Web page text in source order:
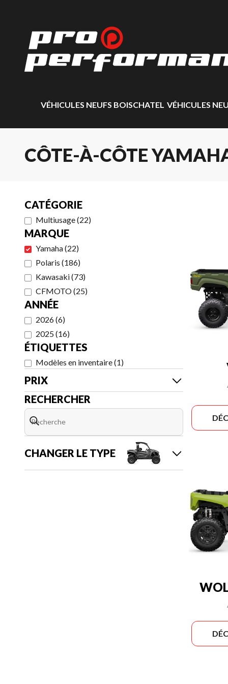
VÉHICULES NEUFS BOISCHATEL VÉHICULES
CÔTE-À-CÔTE
CATÉGORIE
Multiusage(22)
MARQUE
Yamaha(22)
Polaris (186)
Kawasaki(73)
CFMOTO(25)
ANNÉE
2026(6)
2025(16)
ÉTIQUETTES
Modèles en inventaire(1)
PRIX
RECHERCHER
CHANGER LE TYPE